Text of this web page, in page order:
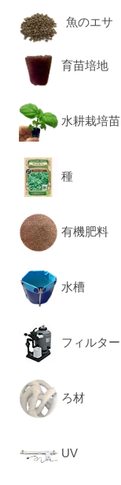
魚のエサ
育苗培地
水耕栽培苗
種
有機肥料
水槽
フィルター
ろ材
UV